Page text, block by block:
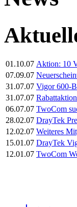
01.10.07 Aktion: 10
07.09.07
31.07.07 Vigor 600-
31.07.07
06.07.07 TwoCom
28.02.07 DrayTek
12.02.07 Weiteres
15.01.07 DrayTek
12.01.07 TwoCom